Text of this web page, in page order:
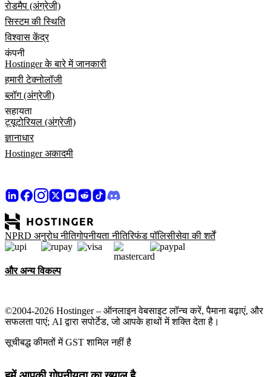
रोडमैप (अंग्रेजी)
सिस्टम की स्थिति
विश्वास केंद्र
कंपनी
Hostinger के बारे में जानकारी
हमारी टेक्नोलॉजी
ब्लॉग (अंग्रेजी)
सहायता
ट्यूटोरियल (अंग्रेजी)
ज्ञानाधार
Hostinger अकादमी
NPRD अनुरोध नीतिगोपनीयता नीतिरिफंड पॉलिसीसेवा की शर्तें
और अन्य विकल्प
©2004-2026 Hostinger – ऑनलाइन वेबसाइट लॉन्च करें, पैमाना बढ़ाएं, और
सफलता पाएं; AI द्वारा सपोर्टेड, जो आपके हाथों में शक्ति देता है।
सूचीबद्ध कीमतों में GST शामिल नहीं है